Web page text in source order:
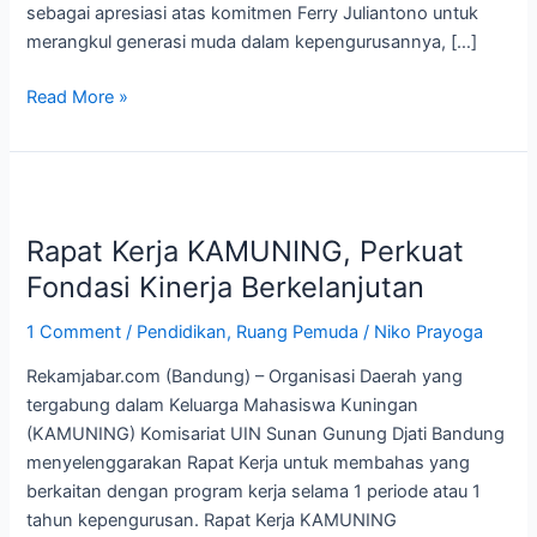
sebagai apresiasi atas komitmen Ferry Juliantono untuk
merangkul generasi muda dalam kepengurusannya, […]
Read More »
Rapat Kerja KAMUNING, Perkuat
Fondasi Kinerja Berkelanjutan
1 Comment / Pendidikan, Ruang Pemuda / Niko Prayoga
Rekamjabar.com (Bandung) – Organisasi Daerah yang
tergabung dalam Keluarga Mahasiswa Kuningan
(KAMUNING) Komisariat UIN Sunan Gunung Djati Bandung
menyelenggarakan Rapat Kerja untuk membahas yang
berkaitan dengan program kerja selama 1 periode atau 1
tahun kepengurusan. Rapat Kerja KAMUNING
KAMUNING,
Perkuat
Kinerja
Berkelanjutan